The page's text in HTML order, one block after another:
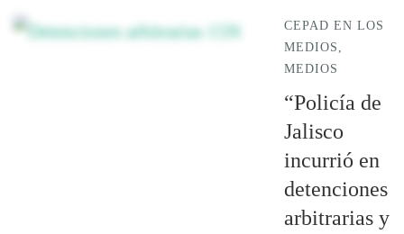
CEPAD EN LOS
MEDIOS ,
MEDIOS
“Policía de
Jalisco
incurrió en
detenciones
arbitrarias y